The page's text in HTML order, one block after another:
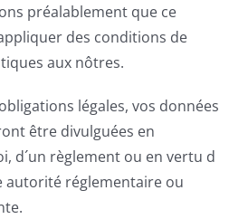
préalablement que ce
des conditions de
aux nôtres.
légales, vos données
être divulguées en
d´un règlement ou en vertu d
autorité réglementaire ou